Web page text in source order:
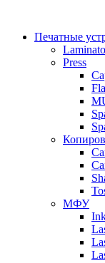
Печатные
Press
МФУ